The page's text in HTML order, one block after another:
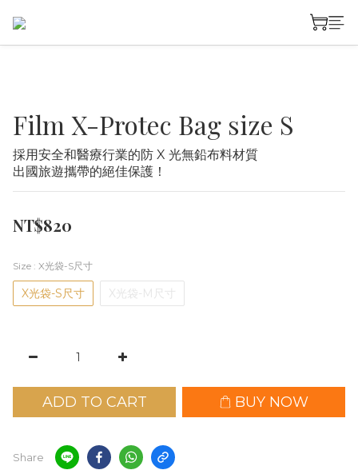
Film X-Protec Bag size S
採用安全和醫療行業的防 X 光無鉛布料材質
出國旅遊攜帶的絕佳保護！
NT$820
Size : X光袋-S尺寸
X光袋-S尺寸 X光袋-M尺寸
ADD TO CART BUY NOW
Share